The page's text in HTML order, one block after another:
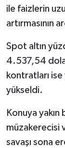
ile faizlerin
artırmasının
Spot altın
4.537,54
kontratları
yükseldi.
Konuya
müzakerecisi
savaşı sona